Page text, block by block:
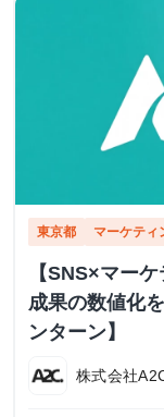
東京都 マーケティ
【SNS×マー
成果の数値化
ンターン】
株式会社